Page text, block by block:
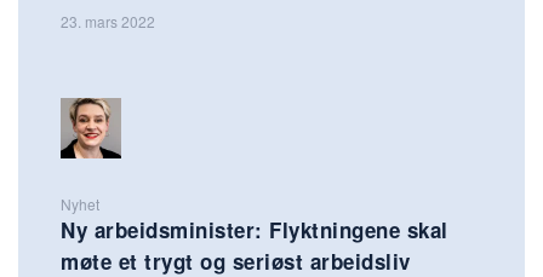
23. mars 2022
Nyhet
Ny arbeidsminister: Flyktningene skal
møte et trygt og seriøst arbeidsliv